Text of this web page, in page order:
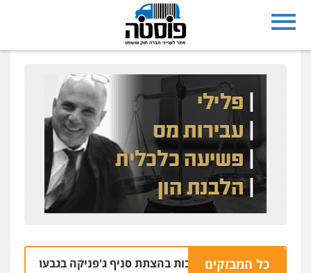
כל המבזקים
בחשד למעורבות בהצתת סניף ג'פניקה בגבעתיים 06.08 | 22:58